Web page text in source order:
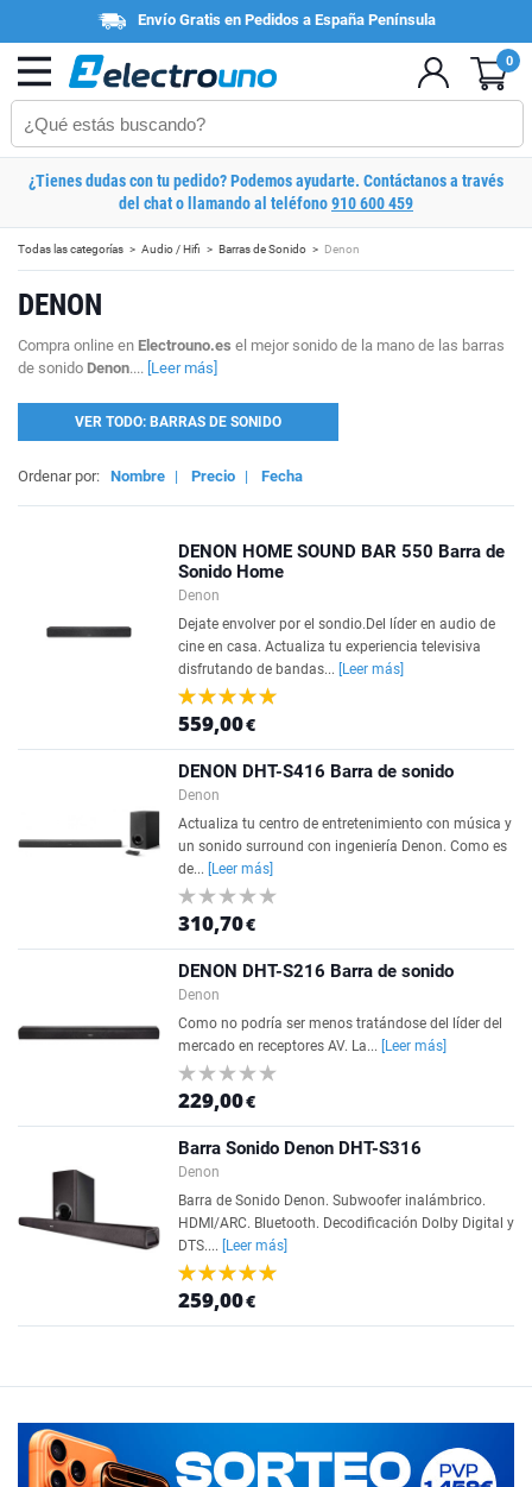
Envío Gratis en Pedidos a España Península
0
¿Tienes dudas con tu pedido? Podemos ayudarte. Contáctanos a través
del chat o llamando al teléfono910 600 459
Todas las categorías Audio / Hifi Barras de Sonido Denon
DENON
Compra online en Electrouno.es el mejor sonido de la mano de las barras
de sonido Denon.... [Leer más]
VER TODO: BARRAS DE SONIDO
Ordenar por: Nombre | Precio | Fecha
DENON HOME SOUND BAR 550 Barra de
Sonido Home
Denon
Dejate envolver por el sondio.Del líder en audio de
cine en casa. Actualiza tu experiencia televisiva
disfrutando de bandas...
[Leer más]
559,00€
DENON DHT-S416 Barra de sonido
Denon
Actualiza tu centro de entretenimiento con música y
un sonido surround con ingeniería Denon. Como es
de...
[Leer más]
310,70€
DENON DHT-S216 Barra de sonido
Denon
Como no podría ser menos tratándose del líder del
mercado en receptores AV. La...
[Leer más]
229,00€
Barra Sonido Denon DHT-S316
Denon
Barra de Sonido Denon. Subwoofer inalámbrico.
HDMI/ARC. Bluetooth. Decodificación Dolby Digital y
DTS....
[Leer más]
259,00€